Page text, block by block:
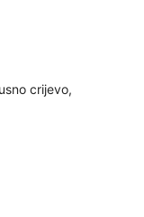
crijevo,